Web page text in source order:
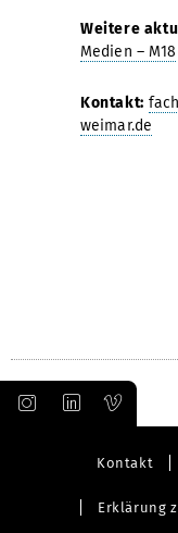
Weitere
Medien – M18
Kontakt:
weimar.de
Kontakt
Erklärung